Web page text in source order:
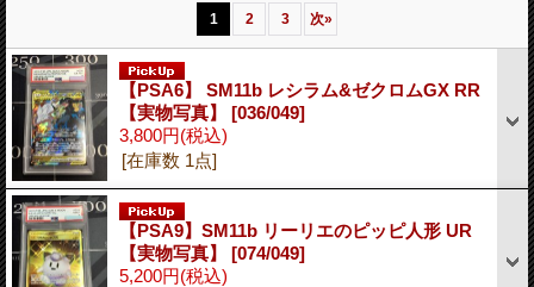
1 2 3 次»
【PSA6】 SM11b レシラム&ゼクロムGX RR
【実物写真】 [036/049]
3,800円(税込)
[在庫数 1点]
【PSA9】SM11b リーリエのピッピ人形 UR
【実物写真】 [074/049]
5,200円(税込)